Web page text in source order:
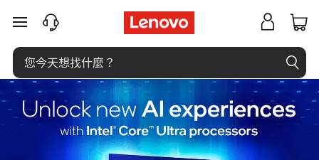
什
么
是
内
跳至主要內容